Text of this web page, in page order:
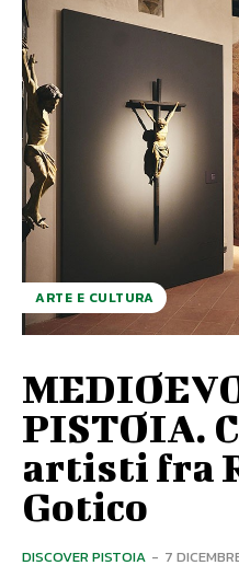
ARTE E CULTURA
PISTOIA.
artisti fra
Gotico
DISCOVER PISTOIA - 7